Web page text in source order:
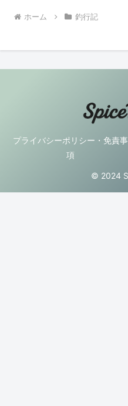
ホーム 釣行記
プライバシーポリシー・免責事
項
© 2024